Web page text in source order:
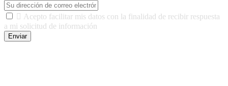
 Acepto facilitar mis datos con la finalidad de recibir respuesta
a mi solicitud de información
Enviar